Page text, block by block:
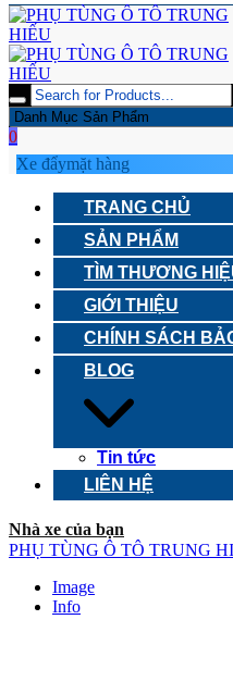
0
Xe đẩymặt hàng
TRANG CHỦ
SẢN PHẨM
TÌM THƯƠNG
GIỚI THIỆU
CHÍNH SÁCH
BLOG
Tin tức
LIÊN HỆ
Nhà xe của bạn
PHỤ TÙNG Ô TÔ TRUNG
Image
Info